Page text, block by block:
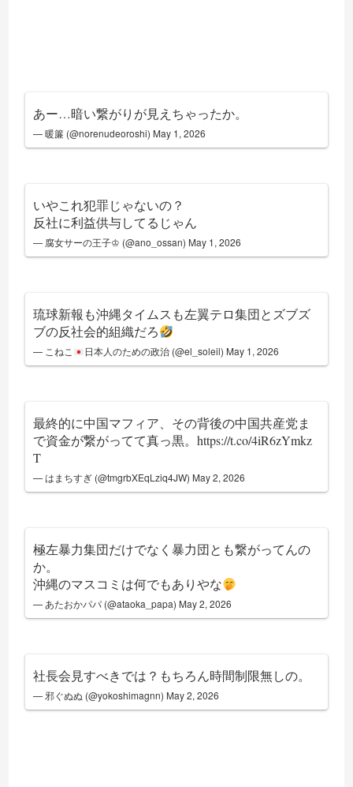
あー…暗い繋がりが見えちゃったか。
— 暖簾 (@norenudeoroshi) May 1, 2026
いやこれ犯罪じゃないの？
反社に利益供与してるじゃん
— 腐女サーの王子♔ (@ano_ossan) May 1, 2026
琉球新報も沖縄タイムスも左翼テロ集団とズブズ
ブの反社会的組織だろ
— こねこ 日本人のための政治 (@el_soleil) May 1, 2026
最終的に中国マフィア、その背後の中国共産党ま
で資金が繋がってて真っ黒。https://t.co/4iR6zYmkz
T
— はまちすぎ (@tmgrbXEqLziq4JW) May 2, 2026
極左暴力集団だけでなく暴力団とも繋がってんの
か。
沖縄のマスコミは何でもありやな
— あたおかパパ (@ataoka_papa) May 2, 2026
社長会見すべきでは？もちろん時間制限無しの。
— 邪ぐぬぬ (@yokoshimagnn) May 2, 2026